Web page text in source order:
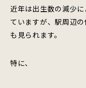
近年は出生数の減少
ていますが、駅周辺
も見られます。
特に、